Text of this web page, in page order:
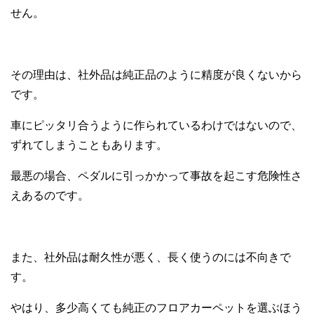
せん。
その理由は、社外品は純正品のように精度が良くないから
です。
車にピッタリ合うように作られているわけではないので、
ずれてしまうこともあります。
最悪の場合、ペダルに引っかかって事故を起こす危険性さ
えあるのです。
また、社外品は耐久性が悪く、長く使うのには不向きで
す。
やはり、多少高くても純正のフロアカーペットを選ぶほう